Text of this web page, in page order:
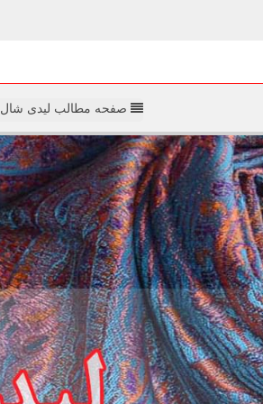
صفحه مطالب لیدی شال